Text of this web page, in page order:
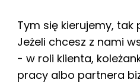
Tym się kierujemy, tak
Jeżeli chcesz z nami
- w roli klienta,
pracy albo partnera